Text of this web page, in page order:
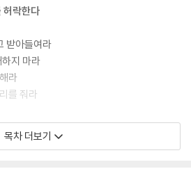
허락한다
받아들여라
지 마라
라
를 줘라
린다
목차 더보기